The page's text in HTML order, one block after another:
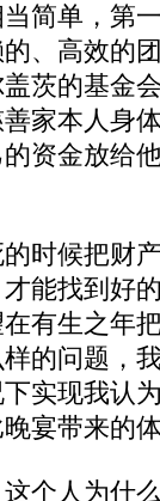
简单，第
、高效的
茨的基金
家本人身
资金放给
候把财
能找到好
有生之年
的问题，
实现我认
宴带来的
人为什